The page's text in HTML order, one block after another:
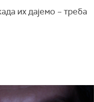
их дајемо – треба